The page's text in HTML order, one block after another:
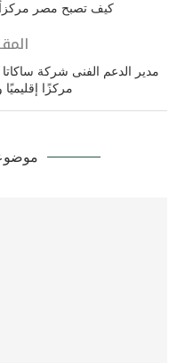
كيف تصبح مصر مركزاً
مدير الدعم الفنى شركة
مركزًا إقليميًا